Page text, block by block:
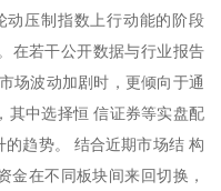
压制指数上行动能的阶段
在若干公开数据与行业报告
场波动加剧时，更倾向于通
其中选择恒 信证券等实盘配
趋势。 结合近期市场结 构
金在不同板块间来回切换，